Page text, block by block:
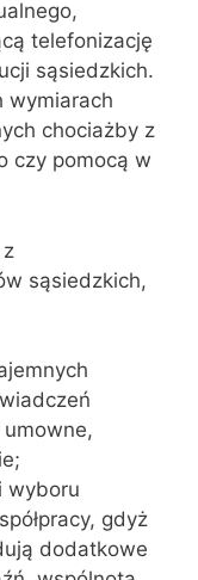
telefonizację
sąsiedzkich.
wymiarach
chociażby z
czy pomocą w
sąsiedzkich,
wyboru
gdyż
dodatkowe